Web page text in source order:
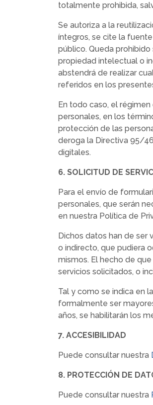
totalmente prohibida,
Se autoriza a la
íntegros, se cite la
público. Queda
propiedad intelectual o
abstendrá de realizar
referidos en los
En todo caso, el
personales, en los
protección de las
deroga la Directiva 95/
digitales.
6. SOLICITUD DE
Para el envío de
personales, que serán
en nuestra Política de
Dichos datos han de ser
o indirecto, que pudiera
mismos. El hecho de
servicios solicitados, o
Tal y como se indica en
formalmente ser
años, se habilitarán los
7. ACCESIBILIDAD
Puede consultar nuestra
8. PROTECCIÓN DE
Puede consultar nuestra